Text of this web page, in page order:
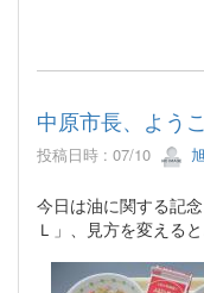
中原市長、よう
投稿日時 : 07/10
今日は油に関する記
Ｌ」、見方を変える